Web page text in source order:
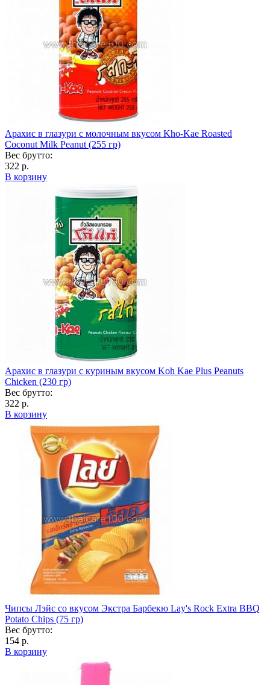
Арахис в глазури с молочным вкусом Kho-Kae Roasted
Coconut Milk Peanut (255 гр)
Вес брутто:
322 р.
В корзину
Арахис в глазури с куриным вкусом Koh Kae Plus Peanuts
Chicken (230 гр)
Вес брутто:
322 р.
В корзину
Чипсы Лэйс со вкусом Экстра Барбекю Lay's Rock Extra BBQ
Potato Chips (75 гр)
Вес брутто:
154 р.
В корзину